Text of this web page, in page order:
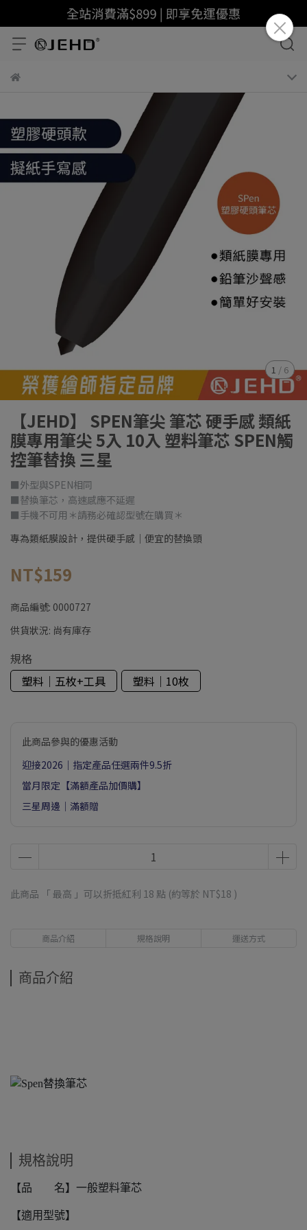
1 / 6
【JEHD】 SPEN筆尖 筆芯 硬手感 類紙
膜專用筆尖 5入 10入 塑料筆芯 SPEN觸
控筆替換 三星
■外型與SPEN相同
■替換筆芯，高速感應不延遲
■手機不可用＊請務必確認型號在購買＊
專為類紙膜設計，提供硬手感｜便宜的替換頭
NT$159
商品編號: 0000727
供貨狀況: 尚有庫存
規格
塑料｜五枚+工具
塑料｜10枚
此商品參與的優惠活動
迎接2026｜指定產品任選兩件9.5折
當月限定【滿額產品加價購】
三星周邊｜滿額贈
此商品 「 最高 」可以折抵紅利 18 點 (約等於 NT$18 )
商品介紹 規格說明 運送方式
商品介紹
規格說明
【品 名】一般塑料筆芯
【適用型號】